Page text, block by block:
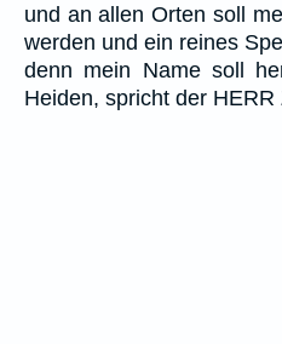
und an allen Orten soll
werden und ein reines
denn mein Name soll
Heiden, spricht der HERR